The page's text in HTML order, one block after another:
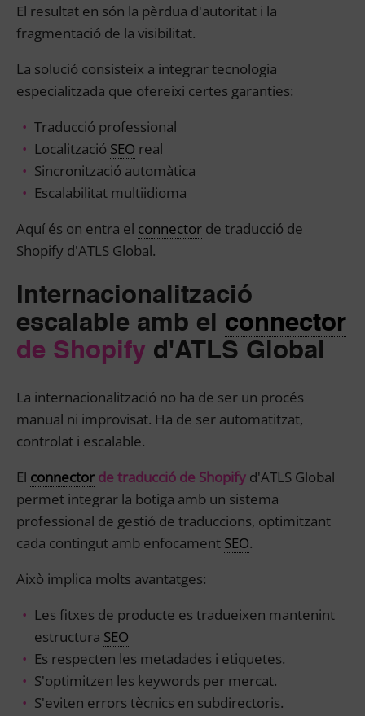
El resultat en són la pèrdua d'autoritat i la
fragmentació de la visibilitat.
La solució consisteix a integrar tecnologia
especialitzada que ofereixi certes garanties:
Traducció professional
Localització SEO real
Sincronització automàtica
Escalabilitat multiidioma
Aquí és on entra el connector de traducció de
Shopify d'ATLS Global.
Internacionalització
escalable amb el connector
de Shopify d'ATLS Global
La internacionalització no ha de ser un procés
manual ni improvisat. Ha de ser automatitzat,
controlat i escalable.
El connector de traducció de Shopify d'ATLS Global
permet integrar la botiga amb un sistema
professional de gestió de traduccions, optimitzant
cada contingut amb enfocament SEO.
Això implica molts avantatges:
Les fitxes de producte es tradueixen mantenint
estructura SEO
Es respecten les metadades i etiquetes.
S'optimitzen les keywords per mercat.
S'eviten errors tècnics en subdirectoris.